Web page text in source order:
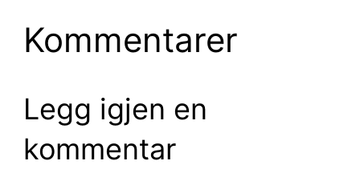
Kommentarer
Legg igjen en
kommentar